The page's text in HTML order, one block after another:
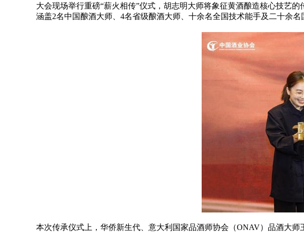
大会现场举行重磅“薪火相传”仪式，胡志明大师将象征黄酒酿造核心技艺
涵盖2名中国酿酒大师、4名省级酿酒大师、十余名全国技术能手及二十余
本次传承仪式上，华侨新生代、意大利国家品酒师协会（ONAV）品酒大